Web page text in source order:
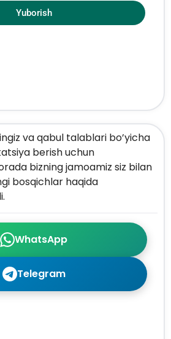
WhatsApp
Telegram
va qabul talablari bo’yicha
berish uchun
bizning jamoamiz siz bilan
bosqichlar haqida
Yuborish